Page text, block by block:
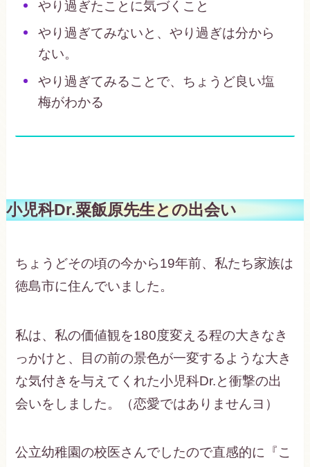
やり過ぎたことに気づくこと
やり過ぎてみないと、やり過ぎは分から
ない。
やり過ぎてみることで、ちょうど良い塩
梅がわかる
小児科Dr.粟飯原先生との出会い
ちょうどその頃の今から19年前、私たち家族は
徳島市に住んでいました。
私は、私の価値観を180度変える程の大きなき
っかけと、目の前の景色が一変するような大き
な気付きを与えてくれた小児科Dr.と衝撃の出
会いをしました。（恋愛ではありませんヨ）
公立幼稚園の校医さんでしたので直感的に『こ